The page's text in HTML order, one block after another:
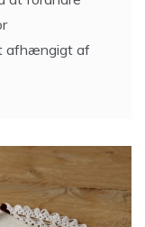
afhængigt af